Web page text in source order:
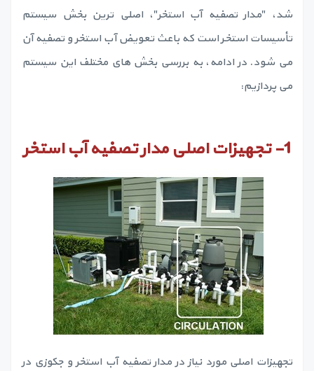
شد، "مدار تصفیه آب استخر"، اصلی ترین بخش سیستم
تأسیسات استخر است که باعث تعویض آب استخر و تصفیه آن
می شود. در ادامه، به بررسی بخش های مختلف این سیستم
می پردازیم:
1- تجهیزات اصلی مدار تصفیه آب استخر
تجهیزات اصلی مورد نیاز در مدار تصفیه آب استخر و جکوزی در